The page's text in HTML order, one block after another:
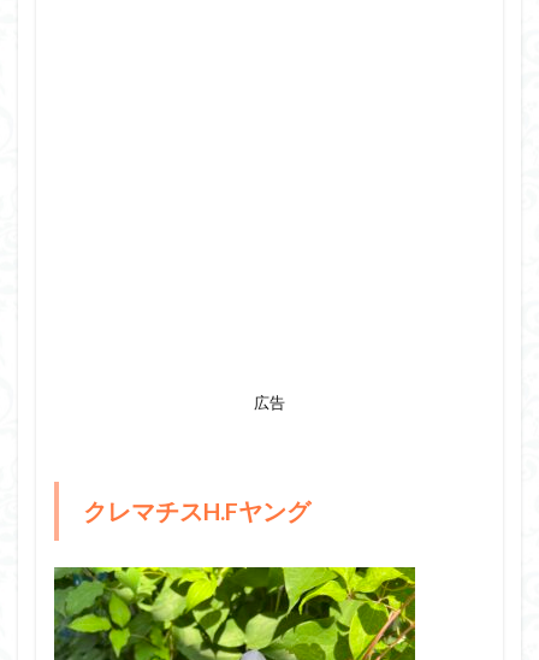
広告
クレマチスH.Fヤング